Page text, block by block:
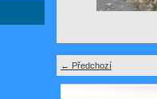
← Předchozí